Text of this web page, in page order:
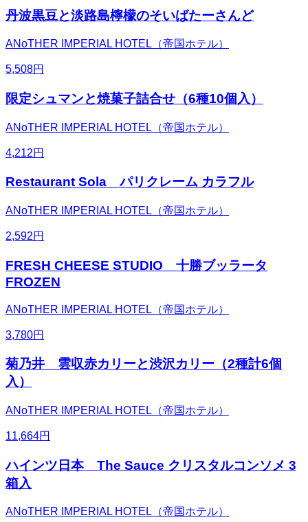
丹波黒豆と淡路島檸檬のそいばたーさんど
ANoTHER IMPERIAL HOTEL（帝国ホテル）
5,508円
限定シュマンと焼菓子詰合せ（6種10個入）
ANoTHER IMPERIAL HOTEL（帝国ホテル）
4,212円
Restaurant Sola パリクレーム カラフル
ANoTHER IMPERIAL HOTEL（帝国ホテル）
2,592円
FRESH CHEESE STUDIO 十勝ブッラータ
FROZEN
ANoTHER IMPERIAL HOTEL（帝国ホテル）
3,780円
菊乃井 雲収赤カリーと渋沢カリー（2種計6個
入）
ANoTHER IMPERIAL HOTEL（帝国ホテル）
11,664円
ハインツ日本 The Sauce クリスタルコンソメ 3
箱入
ANoTHER IMPERIAL HOTEL（帝国ホテル）